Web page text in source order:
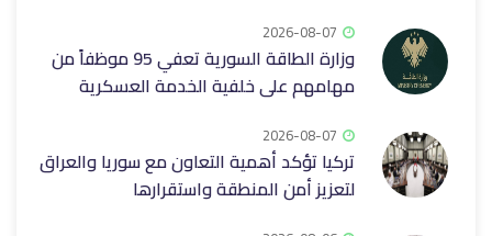
2026-08-07
وزارة الطاقة السورية تعفي 95 موظفاً من
مهامهم على خلفية الخدمة العسكرية
2026-08-07
تركيا تؤكد أهمية التعاون مع سوريا والعراق
لتعزيز أمن المنطقة واستقرارها